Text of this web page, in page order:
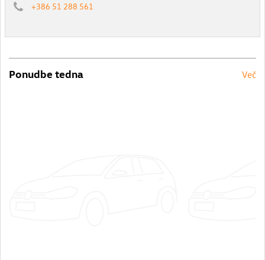
+386 51 288 561
Ponudbe tedna Več